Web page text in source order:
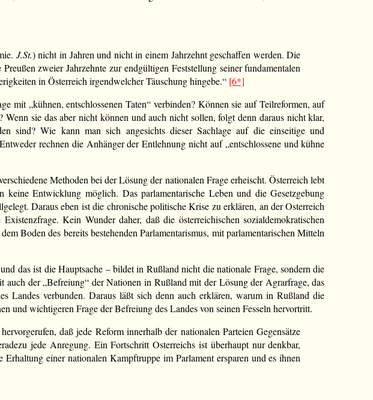
J.St.) nicht in Jahren und nicht in einem Jahrzehnt geschaffen werden. Die
zweier Jahrzehnte zur endgültigen Feststellung seiner fundamentalen
in Österreich irgendwelcher Täuschung hingebe.“ [6*]
mit „kühnen, entschlossenen Taten“ verbinden? Können sie auf Teilreformen, auf
sie das aber nicht können und auch nicht sollen, folgt denn daraus nicht klar,
sind? Wie kann man sich angesichts dieser Sachlage auf die einseitige und
rechnen die Anhänger der Entlehnung nicht auf „entschlossene und kühne
Methoden bei der Lösung der nationalen Frage erheischt. Österreich lebt
keine Entwicklung möglich. Das parlamentarische Leben und die Gesetzgebung
Daraus eben ist die chronische politische Krise zu erklären, an der Osterreich
Kein Wunder daher, daß die österreichischen sozialdemokratischen
Boden des bereits bestehenden Parlamentarismus, mit parlamentarischen Mitteln
das ist die Hauptsache – bildet in Rußland nicht die nationale Frage, sondern die
der „Befreiung“ der Nationen in Rußland mit der Lösung der Agrarfrage, das
Landes verbunden. Daraus läßt sich denn auch erklären, warum in Rußland die
und wichtigeren Frage der Befreiung des Landes von seinen Fesseln hervortritt.
daß jede Reform innerhalb der nationalen Parteien Gegensätze
jede Anregung. Ein Fortschritt Osterreichs ist überhaupt nur denkbar,
einer nationalen Kampftruppe im Parlament ersparen und es ihnen